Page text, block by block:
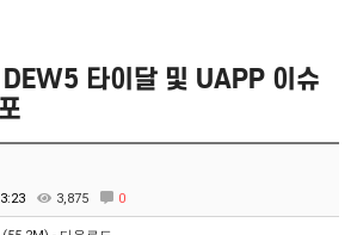
타이달 및 UAPP 이슈
3,875 0